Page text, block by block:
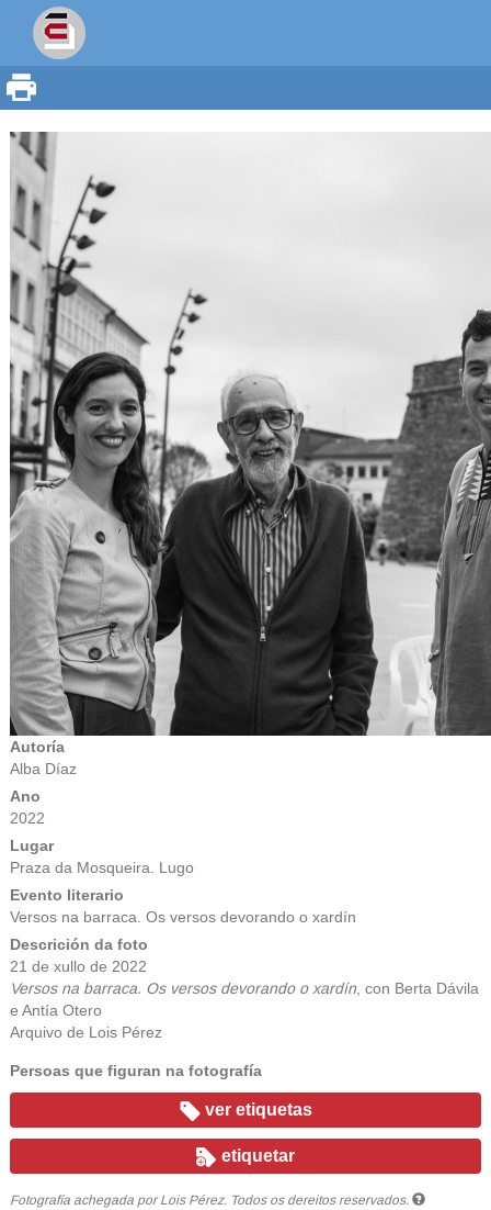
Autoría
Alba Díaz
Ano
2022
Lugar
Praza da Mosqueira. Lugo
Evento literario
Versos na barraca. Os versos devorando o xardín
Descrición da foto
21 de xullo de 2022
Versos na barraca. Os versos devorando o xardín, con Berta Dávila
e Antía Otero
Arquivo de Lois Pérez
Persoas que figuran na fotografía
ver etiquetas
etiquetar
Fotografía achegada por Lois Pérez. Todos os dereitos reservados.